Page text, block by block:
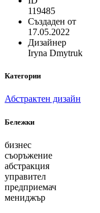
119485
Създаден от
17.05.2022
Дизайнер
Iryna Dmytruk
Категории
Абстрактен дизайн
Бележки
бизнес
съоръжение
абстракция
управител
предприемач
мениджър